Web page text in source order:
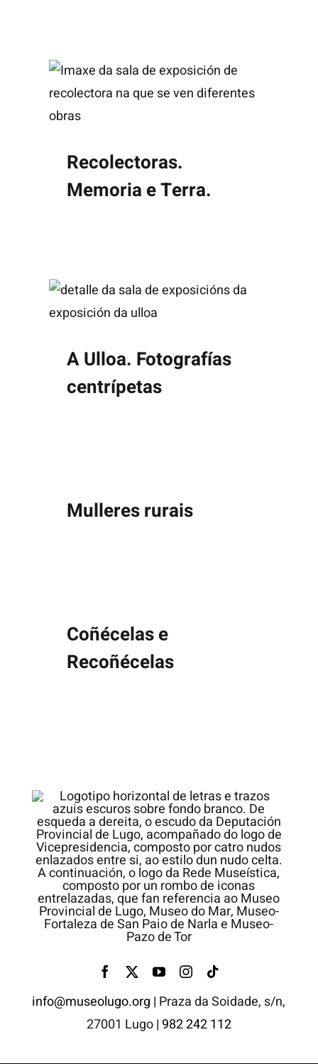
Recolectoras.
Memoria e Terra.
A Ulloa. Fotografías
centrípetas
Mulleres rurais
Coñécelas e
Recoñécelas
info@museolugo.org | Praza da Soidade, s/n,
27001 Lugo| 982 242 112